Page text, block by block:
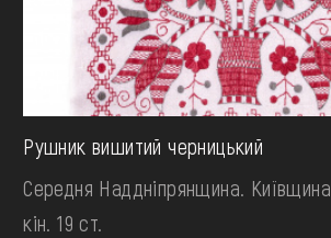
Рушник вишитий черницький
Середня Наддніпрянщина. Київщина
кін. 19 ст.